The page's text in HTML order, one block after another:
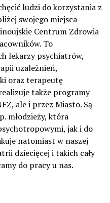
ludzi do korzystania z
swojego miejsca
Centrum Zdrowia
To
lekarzy psychiatrów,
uzależnień,
oraz terapeutę
także programy
ale i przez Miasto. Są
młodzieży, która
jak i do
natomiast w naszej
dziecięcej i takich cały
do pracy u nas.